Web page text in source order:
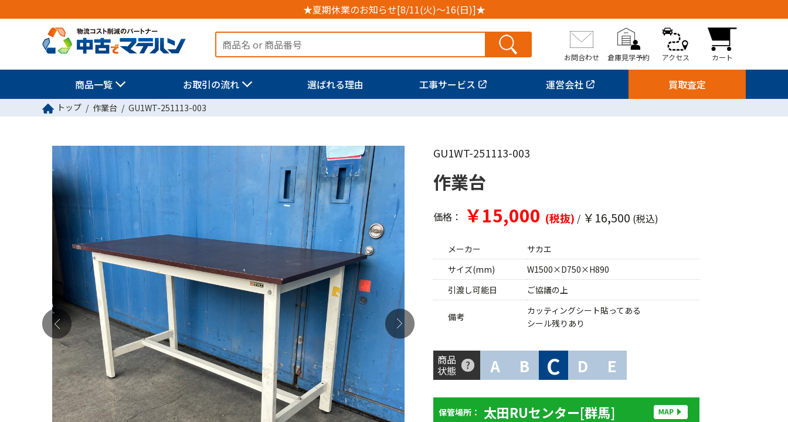
★夏期休業のお知らせ[8/11(火)～16(日)]★
お問合わせ 倉庫見学予約 アクセス カート
商品一覧 お取引の流れ 選ばれる理由 工事サービス 運営会社 買取査定
トップ 作業台 GU1WT-251113-003
GU1WT-251113-003
作業台
価格： ￥15,000 (税抜) / ￥16,500 (税込)
メーカー
サカエ
サイズ(mm)
W1500×D750×H890
引渡し可能日
ご協議の上
備考
カッティングシート貼ってある
シール残りあり
商品
状態 A B C D E
保管場所： 太田RUセンター[群馬]